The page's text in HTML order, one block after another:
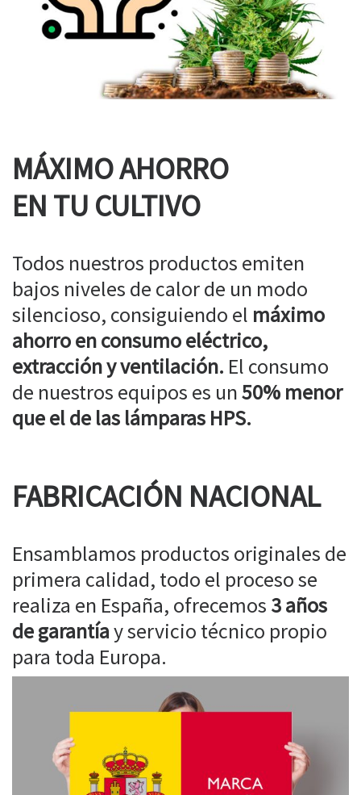
MÁXIMO AHORRO
EN TU CULTIVO
Todos nuestros productos emiten
bajos niveles de calor de un modo
silencioso, consiguiendo el máximo
ahorro en consumo eléctrico,
extracción y ventilación. El consumo
de nuestros equipos es un50% menor
que el de las lámparas HPS.
FABRICACIÓN NACIONAL
Ensamblamos productos originales de
primera calidad, todo el proceso se
realiza en España, ofrecemos 3 años
de garantíay servicio técnico propio
para toda Europa.